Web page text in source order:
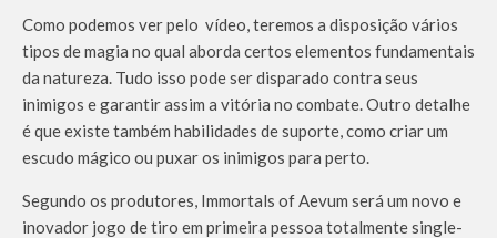
Como podemos ver pelo vídeo, teremos a disposição vários
tipos de magia no qual aborda certos elementos fundamentais
da natureza. Tudo isso pode ser disparado contra seus
inimigos e garantir assim a vitória no combate. Outro detalhe
é que existe também habilidades de suporte, como criar um
escudo mágico ou puxar os inimigos para perto.
Segundo os produtores, Immortals of Aevum será um novo e
inovador jogo de tiro em primeira pessoa totalmente single-